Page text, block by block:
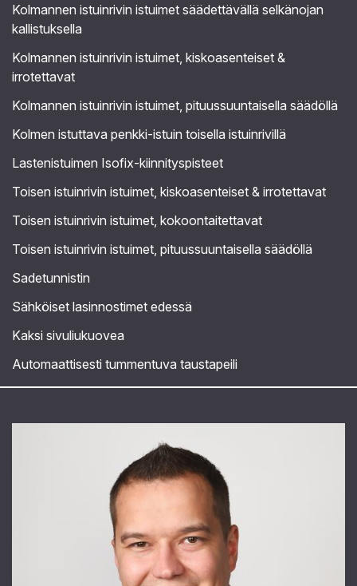
Kolmannen istuinrivin istuimet säädettävällä selkänojan
kallistuksella
Kolmannen istuinrivin istuimet, kiskoasenteiset &
irrotettavat
Kolmannen istuinrivin istuimet, pituussuuntaisella säädöllä
Kolmen istuttava penkki-istuin toisella istuinrivillä
Lastenistuimen Isofix-kiinnityspisteet
Toisen istuinrivin istuimet, kiskoasenteiset & irrotettavat
Toisen istuinrivin istuimet, kokoontaitettavat
Toisen istuinrivin istuimet, pituussuuntaisella säädöllä
Sadetunnistin
Sähköiset lasinnostimet edessä
Kaksi sivuliukuovea
Automaattisesti tummentuva taustapeili